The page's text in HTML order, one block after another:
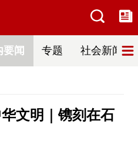
要闻 专题 社会新闻
文明｜镌刻在石